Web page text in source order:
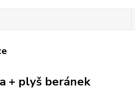
+ plyš beránek